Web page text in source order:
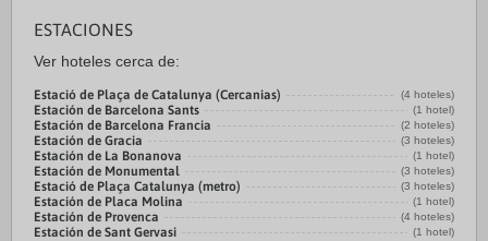
ESTACIONES
Ver hoteles cerca de:
Estació de Plaça de Catalunya (Cercanias) (4 hoteles)
Estación de Barcelona Sants (1 hotel)
Estación de Barcelona Francia (2 hoteles)
Estación de Gracia (3 hoteles)
Estación de La Bonanova (1 hotel)
Estación de Monumental (3 hoteles)
Estació de Plaça Catalunya (metro) (3 hoteles)
Estación de Placa Molina (1 hotel)
Estación de Provenca (4 hoteles)
Estación de Sant Gervasi (1 hotel)